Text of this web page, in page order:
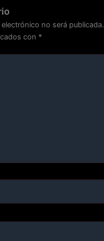
no será publicada.
con *